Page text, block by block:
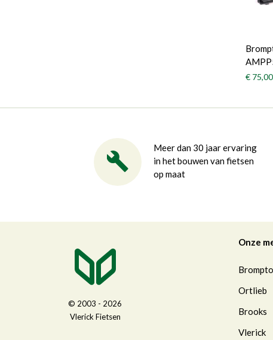
€ 75,00
Meer dan 30 jaar ervaring
in het bouwen van fietsen
op maat
© 2003 - 2026
Vlerick Fietsen
Onze
Ortlieb
Brooks
Vlerick